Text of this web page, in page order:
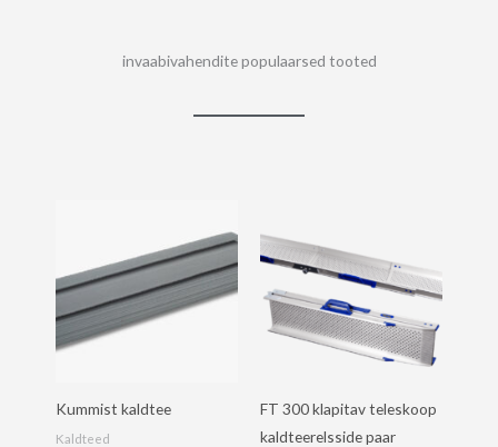
invaabivahendite populaarsed tooted
Kummist kaldtee
Kaldteed
FT 300 klapitav teleskoop
kaldteerelsside paar